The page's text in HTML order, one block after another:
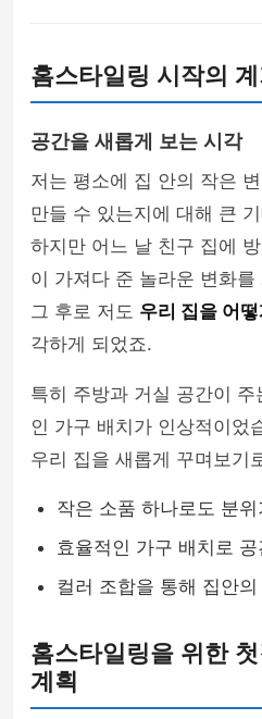
홈스타일링 시작의 계
공간을 새롭게 보는 시각
저는 평소에 집 안의 작은
만들 수 있는지에 대해 큰
하지만 어느 날 친구 집에
이 가져다 준 놀라운 변화
그 후로 저도 우리 집을 어
각하게 되었죠.
특히 주방과 거실 공간이
인 가구 배치가 인상적이었
우리 집을 새롭게 꾸며보기
작은 소품 하나로도 분
효율적인 가구 배치로
컬러 조합을 통해 집안
홈스타일링을 위한
계획